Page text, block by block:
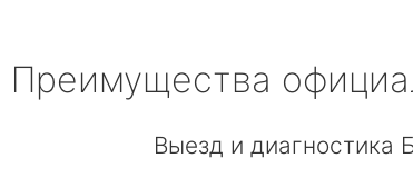
Преимущества
Выезд и диагностика